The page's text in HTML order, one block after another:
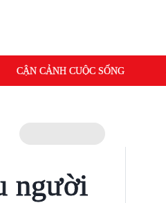
CẬN CẢNH CUỘC SỐNG
người